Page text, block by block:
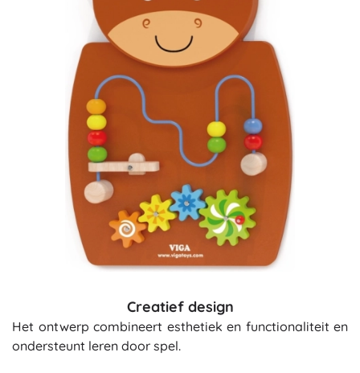
Creatief design
Het ontwerp combineert esthetiek en functionaliteit en
ondersteunt leren door spel.